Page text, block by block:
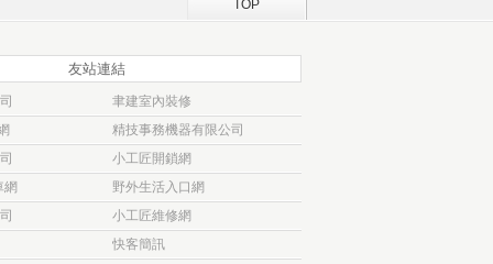
TOP
友站連結
聿建室內裝修
精技事務機器有限公司
小工匠開鎖網
野外生活入口網
小工匠維修網
快客簡訊